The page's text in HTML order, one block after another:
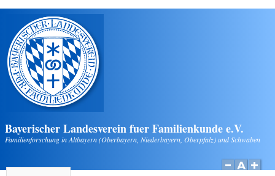
Direkt zum Inhalt
Bayerischer Landesverein fuer Familienkunde e.V.
Familienforschung in Altbayern (Oberbayern, Niederbayern, Oberpfalz) und Schwaben